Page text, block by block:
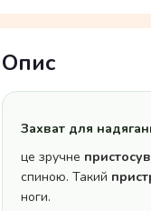
Опис
Захват для
це зручне
спиною. Такий
ноги.